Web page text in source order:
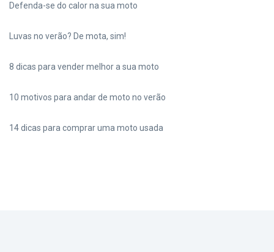
Defenda-se do calor na sua moto
Luvas no verão? De mota, sim!
8 dicas para vender melhor a sua moto
10 motivos para andar de moto no verão
14 dicas para comprar uma moto usada